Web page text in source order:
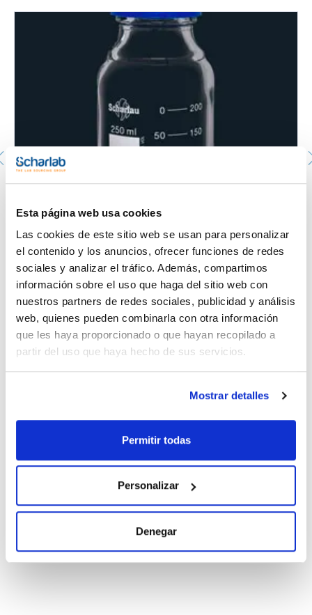
Esta página web usa cookies
Las cookies de este sitio web se usan para personalizar
el contenido y los anuncios, ofrecer funciones de redes
sociales y analizar el tráfico. Además, compartimos
información sobre el uso que haga del sitio web con
nuestros partners de redes sociales, publicidad y análisis
web, quienes pueden combinarla con otra información
que les haya proporcionado o que hayan recopilado a
partir del uso que haya hecho de sus servicios.
Mostrar detalles
Permitir todas
Personalizar
Denegar
- Longitud: 381 mm
con tapón y anillo de vertido color azul
1033799005
Envase: x 10 u.
Disponibilidad
Ver stock
Mi precio: Comprar
descargas
SDS/ Hoja de seguridad
Regístrate para
descargas
Los productos marcados con esta imagen son
listos para una entrega inmediata.